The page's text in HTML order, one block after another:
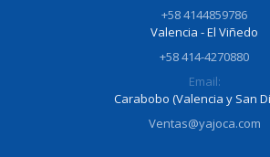
+58 4144859786
Valencia - El Viñedo
+58 414-4270880
Email:
Carabobo (Valencia y San
Ventas@yajoca.com